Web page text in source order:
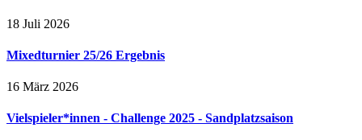
18 Juli 2026
Mixedturnier 25/26 Ergebnis
16 März 2026
Vielspieler*innen - Challenge 2025 - Sandplatzsaison